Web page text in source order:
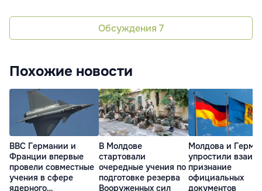
Обсуждения 7
Похожие новости
ВВС Германии и
Франции впервые
провели совместные
учения в сфере
ядерного
В Молдове
стартовали
очередные учения по
подготовке резерва
Вооруженных сил
Молдова и
упростили
признание
официальных
документов